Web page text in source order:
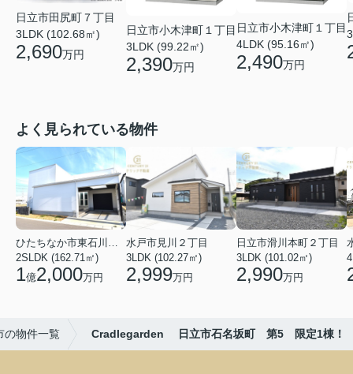
日立市田尻町７丁目
3LDK (102.68㎡)
2,690万円
日立市小木津町１丁目
3LDK (99.22㎡)
2,390万円
日立市小木津町１丁目
4LDK (95.16㎡)
2,490万円
よく見られている物件
2SLDK (162.71㎡)
1億2,000万円
水戸市見川２丁目
3LDK (102.27㎡)
2,999万円
日立市滑川本町２丁目
3LDK (101.02㎡)
2,990万円
の物件一覧 Cradlegarden 日立市石名坂町 第5 限定1棟！